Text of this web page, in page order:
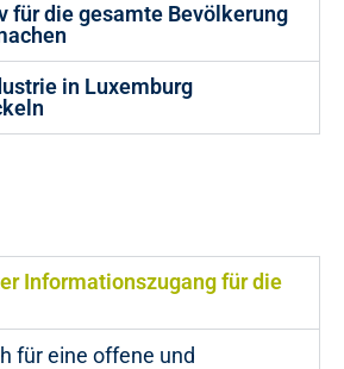
für die gesamte Bevölkerung
in Luxemburg
Informationszugang für die
für eine offene und